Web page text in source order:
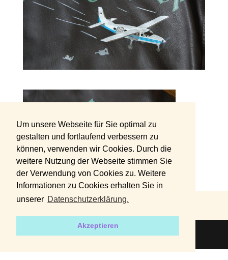
Um unsere Webseite für Sie optimal zu
gestalten und fortlaufend verbessern zu
können, verwenden wir Cookies. Durch die
weitere Nutzung der Webseite stimmen Sie
der Verwendung von Cookies zu. Weitere
Informationen zu Cookies erhalten Sie in
unserer Datenschutzerklärung.
Akzeptieren
DATENSCHUTZERKLÄRUNG
2019 | Designed byharvey+